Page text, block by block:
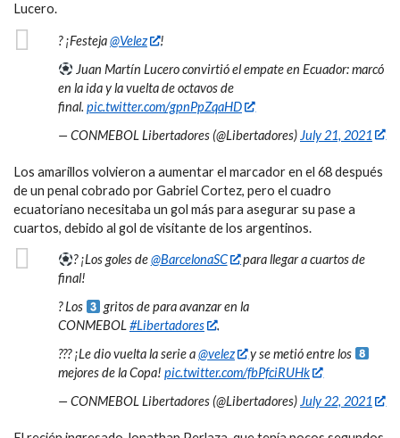
Lucero.
? ¡Festeja@Velez
!
Juan Martín Lucero convirtió el empate en Ecuador: marcó
en la ida y la vuelta de octavos de
final. pic.twitter.com/gpnPpZqaHD
— CONMEBOL Libertadores (@Libertadores) July 21, 2021
Los amarillos volvieron a aumentar el marcador en el 68 después
de un penal cobrado por Gabriel Cortez, pero el cuadro
ecuatoriano necesitaba un gol más para asegurar su pase a
cuartos, debido al gol de visitante de los argentinos.
? ¡Los goles de@BarcelonaSC
para llegar a cuartos de
final!
? Los
gritos de para avanzar en la
CONMEBOL #Libertadores
.
??? ¡Le dio vuelta la serie a@velez
y se metió entre los
mejores de la Copa! pic.twitter.com/fbPfciRUHk
— CONMEBOL Libertadores (@Libertadores) July 22, 2021